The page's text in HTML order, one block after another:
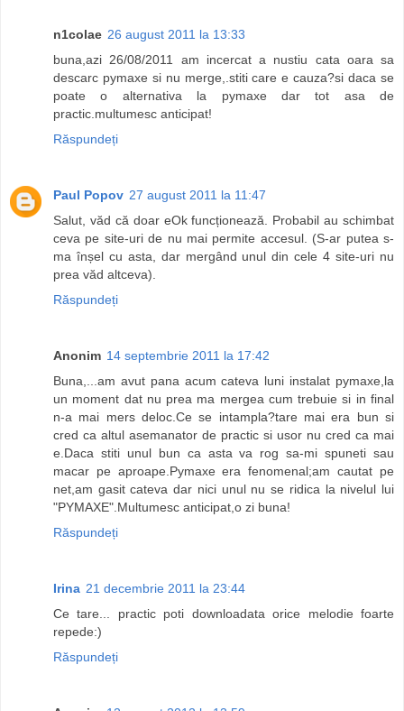
n1colae 26 august 2011 la 13:33
buna,azi 26/08/2011 am incercat a nustiu cata oara sa
descarc pymaxe si nu merge,.stiti care e cauza?si daca se
poate o alternativa la pymaxe dar tot asa de
practic.multumesc anticipat!
Răspundeți
Paul Popov 27 august 2011 la 11:47
Salut, văd că doar eOk funcționează. Probabil au schimbat
ceva pe site-uri de nu mai permite accesul. (S-ar putea s-
ma înșel cu asta, dar mergând unul din cele 4 site-uri nu
prea văd altceva).
Răspundeți
Anonim 14 septembrie 2011 la 17:42
Buna,...am avut pana acum cateva luni instalat pymaxe,la
un moment dat nu prea ma mergea cum trebuie si in final
n-a mai mers deloc.Ce se intampla?tare mai era bun si
cred ca altul asemanator de practic si usor nu cred ca mai
e.Daca stiti unul bun ca asta va rog sa-mi spuneti sau
macar pe aproape.Pymaxe era fenomenal;am cautat pe
net,am gasit cateva dar nici unul nu se ridica la nivelul lui
"PYMAXE".Multumesc anticipat,o zi buna!
Răspundeți
Irina 21 decembrie 2011 la 23:44
Ce tare... practic poti downloadata orice melodie foarte
repede:)
Răspundeți